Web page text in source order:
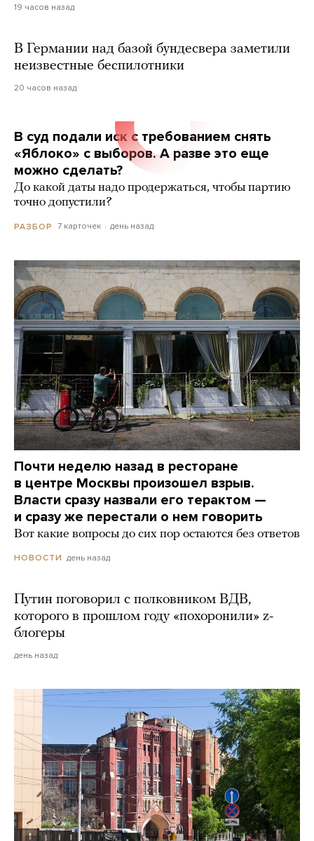
19 часов назад
В Германии над базой бундесвера заметили
неизвестные беспилотники
20 часов назад
В суд подали иск с требованием снять
«Яблоко» с выборов. А разве это еще
можно сделать?
До какой даты надо продержаться, чтобы партию
точно допустили?
РАЗБОР 7 карточек день назад
Почти неделю назад в ресторане
в центре Москвы произошел взрыв.
Власти сразу назвали его терактом —
и сразу же перестали о нем говорить
Вот какие вопросы до сих пор остаются без ответов
НОВОСТИ день назад
Путин поговорил с полковником ВДВ,
которого в прошлом году «похоронили» z-
блогеры
день назад